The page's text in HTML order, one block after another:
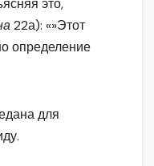
это,
22а): «»Этот
определение
для